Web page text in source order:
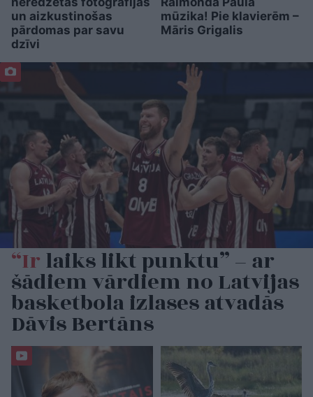
un aizkustinošas
pārdomas par savu
dzīvi
mūzika! Pie klavierēm –
Māris Grigalis
“Irlaiks likt punktu” – ar
šādiem vārdiem no Latvijas
basketbola izlases atvadās
Dāvis Bertāns